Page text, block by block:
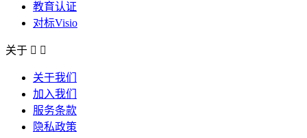
教育认证
对标Visio
关于  
关于我们
加入我们
服务条款
隐私政策